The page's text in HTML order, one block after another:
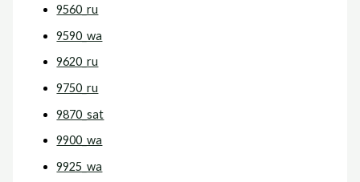
9560_ru
9590_wa
9620_ru
9750_ru
9870_sat
9900_wa
9925_wa